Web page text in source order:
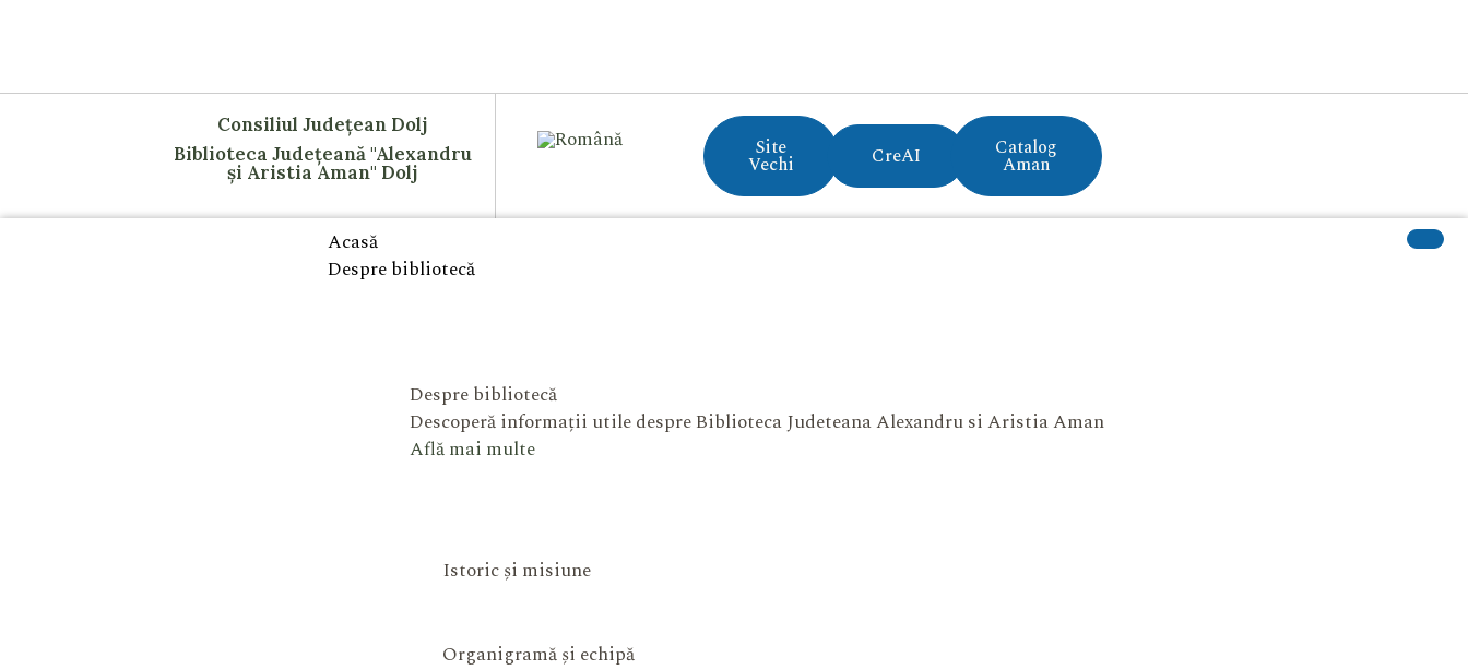
Consiliul Județean Dolj
Biblioteca Județeană "Alexandru
și Aristia Aman" Dolj
Site
Vechi CreAI Catalog
Aman
Acasă
Despre bibliotecă
Despre bibliotecă
Descoperă informații utile despre Biblioteca Judeteana Alexandru si Aristia Aman
Află mai multe
Istoric și misiune
Organigramă și echipă